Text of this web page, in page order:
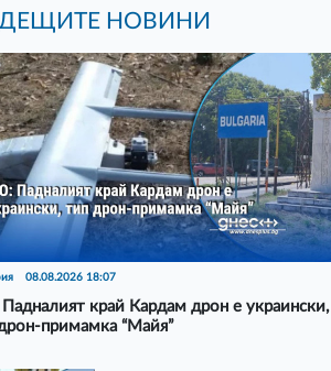
НОВИНИ
08.08.2026 18:07
край Кардам дрон е украински,
примамка “Майя”